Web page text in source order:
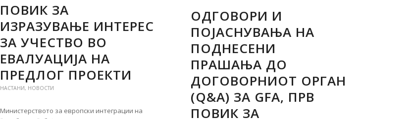
ПОВИК ЗА
ИЗРАЗУВАЊЕ ИНТЕРЕС
ЗА УЧЕСТВО ВО
ЕВАЛУАЦИЈА НА
ПРЕДЛОГ ПРОЕКТИ
НАСТАНИ, НОВОСТИ
Министерството за европски интеграции на
ОДГОВОРИ И
ПОЈАСНУВАЊА НА
ПОДНЕСЕНИ
ПРАШАЊА ДО
ДОГОВОРНИОТ ОРГАН
(Q&A) ЗА GFA, ПРВ
ПОВИК ЗА